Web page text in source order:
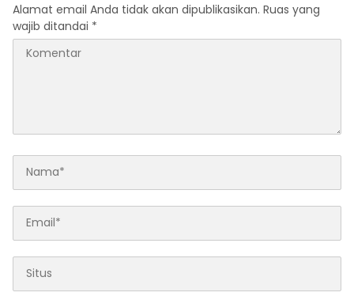
Alamat email Anda tidak akan dipublikasikan. Ruas yang
wajib ditandai *